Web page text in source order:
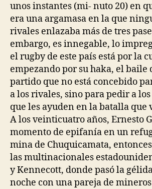
unos instantes (mi- nuto 20) en
era una argamasa en la que
rivales enlazaba más de tres
embargo, es innegable, lo
el rugby de este país está por la
empezando por su haka, el baile
partido que no está concebido
a los rivales, sino para pedir a
que les ayuden en la batalla que
A los veinticuatro años, Ernesto
momento de epifanía en un
mina de Chuquicamata,
las multinacionales
y Kennecott, donde pasó la
noche con una pareja de